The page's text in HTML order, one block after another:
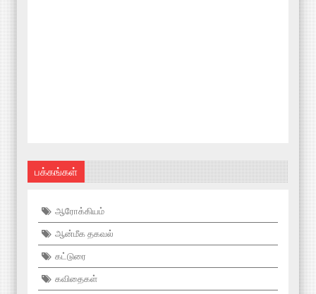
பக்கங்கள்
ஆரோக்கியம்
ஆன்மீக தகவல்
கட்டுரை
கவிதைகள்